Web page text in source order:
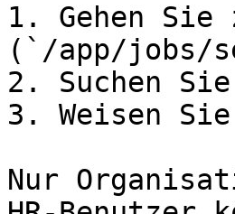
1. Gehen
(`/app/jobs/
2. Suchen
3. Weisen
Nur